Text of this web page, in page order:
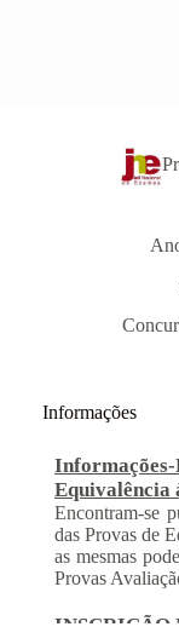
Informações
Informações-
Equivalência
Encontram-se
das Provas de
as mesmas
Provas
INSCRIÇÃO